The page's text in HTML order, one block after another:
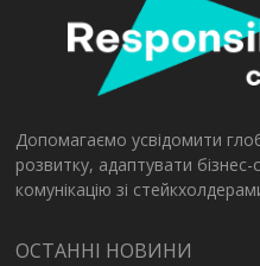
Допомагаємо усвідомити
розвитку, адаптувати бізнес-
комунікацію зі
ОСТАННІ НОВИНИ